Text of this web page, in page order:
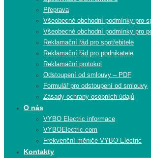
Přeprava
Všeobecné obchodní podmínky pro
Všeobecné obchodní podmínky pro
Reklamační řád pro spotřebitele
Reklamační řád pro podnikatele
Reklamační protokol
Odstoupení od smlouvy – PDF
Formulář pro odstoupení od smlouvy
Zásady ochrany osobních údajů
O nás
VYBO Electric informace
VYBOElectric.com
Frekvenční měniče VYBO Electric
Kontakty